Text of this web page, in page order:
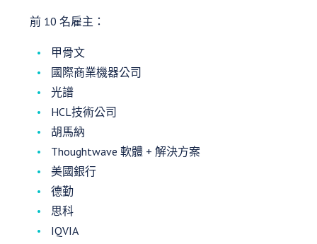
前 10 名雇主：
甲骨文
國際商業機器公司
光譜
HCL技術公司
胡馬納
Thoughtwave 軟體 + 解決方案
美國銀行
德勤
思科
IQVIA